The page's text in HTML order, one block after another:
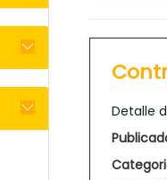
Detalle